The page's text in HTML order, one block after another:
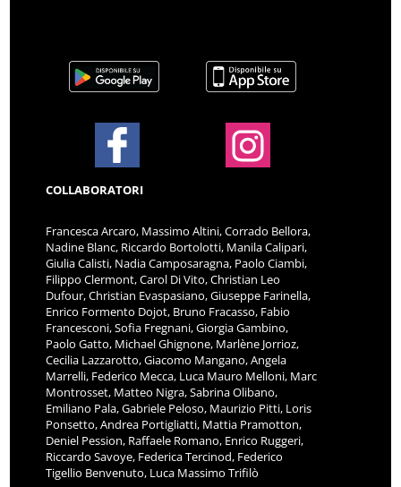
COLLABORATORI
Francesca Arcaro, Massimo Altini, Corrado Bellora,
Nadine Blanc, Riccardo Bortolotti, Manila Calipari,
Giulia Calisti, Nadia Camposaragna, Paolo Ciambi,
Filippo Clermont, Carol Di Vito, Christian Leo
Dufour, Christian Evaspasiano, Giuseppe Farinella,
Enrico Formento Dojot, Bruno Fracasso, Fabio
Francesconi, Sofia Fregnani, Giorgia Gambino,
Paolo Gatto, Michael Ghignone, Marlène Jorrioz,
Cecilia Lazzarotto, Giacomo Mangano, Angela
Marrelli, Federico Mecca, Luca Mauro Melloni, Marc
Montrosset, Matteo Nigra, Sabrina Olibano,
Emiliano Pala, Gabriele Peloso, Maurizio Pitti, Loris
Ponsetto, Andrea Portigliatti, Mattia Pramotton,
Deniel Pession, Raffaele Romano, Enrico Ruggeri,
Riccardo Savoye, Federica Tercinod, Federico
Tigellio Benvenuto, Luca Massimo Trifilò